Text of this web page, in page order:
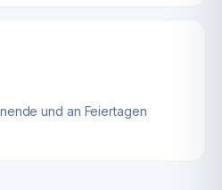
und an Feiertagen